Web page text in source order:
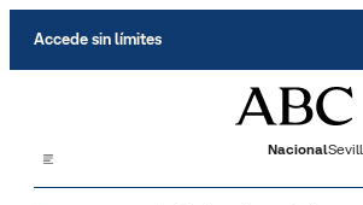
Accede sin límites
Nacional